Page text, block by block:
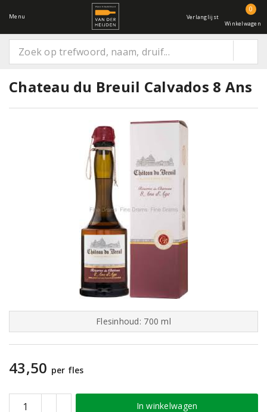
Menu Verlanglijst
0
Winkelwagen
Chateau du Breuil Calvados 8 Ans
Flesinhoud: 700 ml
43,50 per fles
In winkelwagen